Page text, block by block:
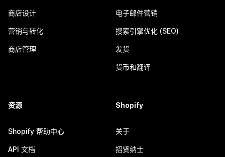
商店设计
营销与转化
商店管理
电子邮件营销
搜索引擎优化 (SEO)
发货
货币和翻译
资源
Shopify 帮助中心
API 文档
Shopify
关于
招贤纳士